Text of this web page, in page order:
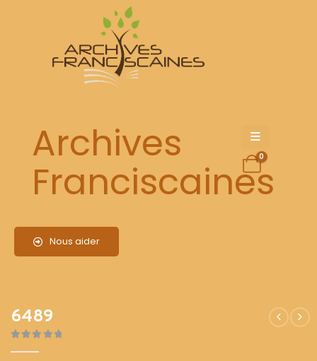
Archives
Franciscaines
Nous aider
0
6489